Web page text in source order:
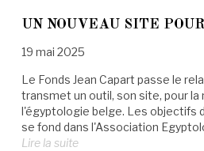
UN NOUVEAU SITE
19 mai 2025
Le Fonds Jean Capart passe le
transmet un outil, son site, pour
l'égyptologie belge. Les objectifs
se fond dans l'Association
Lire la suite